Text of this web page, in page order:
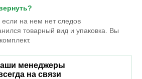
менеджеры
на связи
на нем нет следов
товарный вид и упаковка. Вы